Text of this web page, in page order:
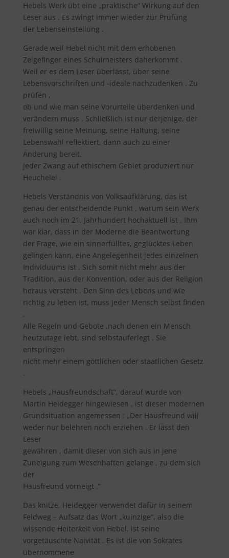
Hebels Werk übt eine „praktische“ Wirkung auf den
Leser aus . Es zwingt immer wieder zur Prüfung
der Lebenseinstellung .
Gerade weil Hebel nicht mit dem erhobenen
Zeigefinger eines Schulmeisters daherkommt .
Weil er es dem Leser überlässt, über seine
Lebensvorschriften und -ideale nachzudenken . Zu
prüfen ,
ob und wie man seine Vorurteile überdenken und
verändern muss . Schließlich ist nur derjenige, der
freiwillig seine Meinung, seine Haltung, seine
Lebenswahl reflektiert, dann auch zu einer
Änderung bereit.
Jeder Zwang auf ethischem Gebiet produziert nur
Heuchelei .
Hebels Verständnis von Volksaufklärung, das ist
genau der entscheidende Punkt , warum sein Werk
auch noch im 21. Jahrhundert hochaktuell ist . Ihm
war klar, dass in der Moderne die Beantwortung
der Frage, wie ein sinnerfülltes, geglücktes Leben
gelingen kann, eine Angelegenheit jedes einzelnen
Individuums ist . Sich somit nicht mehr aus der
Tradition, aus der Konvention, oder aus der Religion
heraus versteht . Den Sinn des Lebens und wie
richtig zu leben ist, muss jeder Mensch selbst finden
.
Alle Regeln und Gebote ,nach denen ein Mensch
heutzutage lebt, sind selbstauferlegt . Sie
entspringen
nicht mehr einem göttlichen oder staatlichen Gesetz
.
Hebels „Hausfreundschaft“, darauf wurde von
Martin Heidegger hingewiesen , ist dieser modernen
Grundsituation angemessen : „Der Hausfreund will
weder nur belehren noch erziehen . Er lässt den
Leser
gewähren , damit dieser von sich aus in jene
Zuneigung zum Wesenhaften gelange , zu dem sich
der
Hausfreund vorneigt .“
Das knitze, Heidegger verwendet dafür in seinem
Feldweg – Aufsatz das Wort „kuinzige“, also die
wissende Heiterkeit von Hebel, ist seine
vorgetäuschte Naivität . Es ist die von Sokrates
übernommene